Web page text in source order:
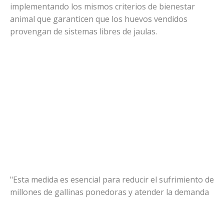
implementando los mismos criterios de bienestar
animal que garanticen que los huevos vendidos
provengan de sistemas libres de jaulas.
"Esta medida es esencial para reducir el sufrimiento de
millones de gallinas ponedoras y atender la demanda